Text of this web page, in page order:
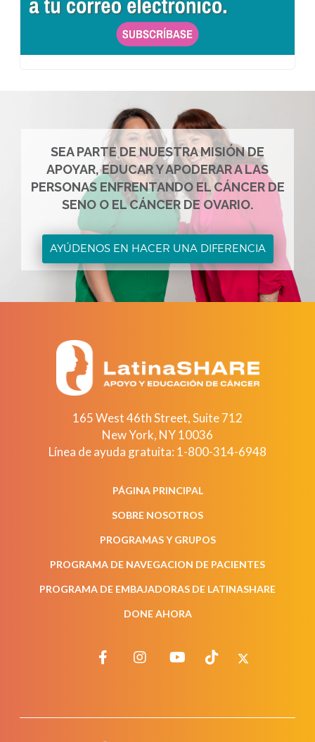
SEA PARTE DE NUESTRA MISIÓN DE
APOYAR, EDUCAR Y APODERAR A LAS
PERSONAS ENFRENTANDO EL CÁNCER DE
SENO O EL CÁNCER DE OVARIO.
AYÚDENOS EN HACER UNA DIFERENCIA
165 West 46th Street, Suite 712
New York, NY10036
Línea de ayuda gratuita: 1-800-314-6948
PÁGINA PRINCIPAL
SOBRE NOSOTROS
PROGRAMAS Y GRUPOS
PROGRAMA DE NAVEGACION DE PACIENTES
PROGRAMA DE EMBAJADORAS DE LATINASHARE
DONE AHORA